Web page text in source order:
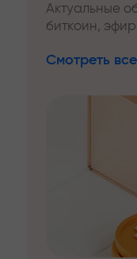
Актуальные
биткоин,
Смотреть все